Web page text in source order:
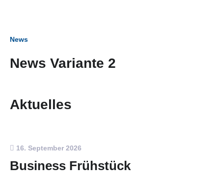
News
News Variante 2
Aktuelles
16. September 2026
Business Frühstück